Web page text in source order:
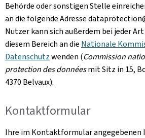
Behörde oder sonstigen Stelle
an die folgende Adresse
Nutzer kann sich außerdem bei jeder
diesem Bereich an die Nationale
Datenschutzwenden (Commission
protection des donnéesmit Sitz in 15,
4370 Belvaux).
Kontaktformular
Ihre im Kontaktformular